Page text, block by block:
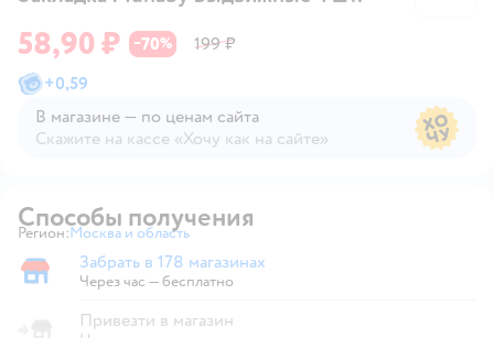
58,90 ₽ −70%
199 ₽
+0,59
В магазине — по ценам сайта
Скажите на кассе «Хочу как на сайте»
Способы получения
Регион: Выбор адреса доставки.
Москва и область
Забрать в магазине
Забрать в 178 магазинах
Через час — бесплатно
Привезти в магазин